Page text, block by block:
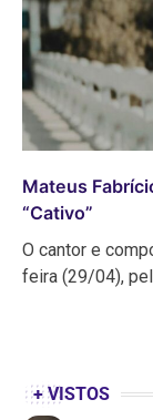
Mateus
“Cativo”
O cantor e
feira (29/04),
+ VISTOS